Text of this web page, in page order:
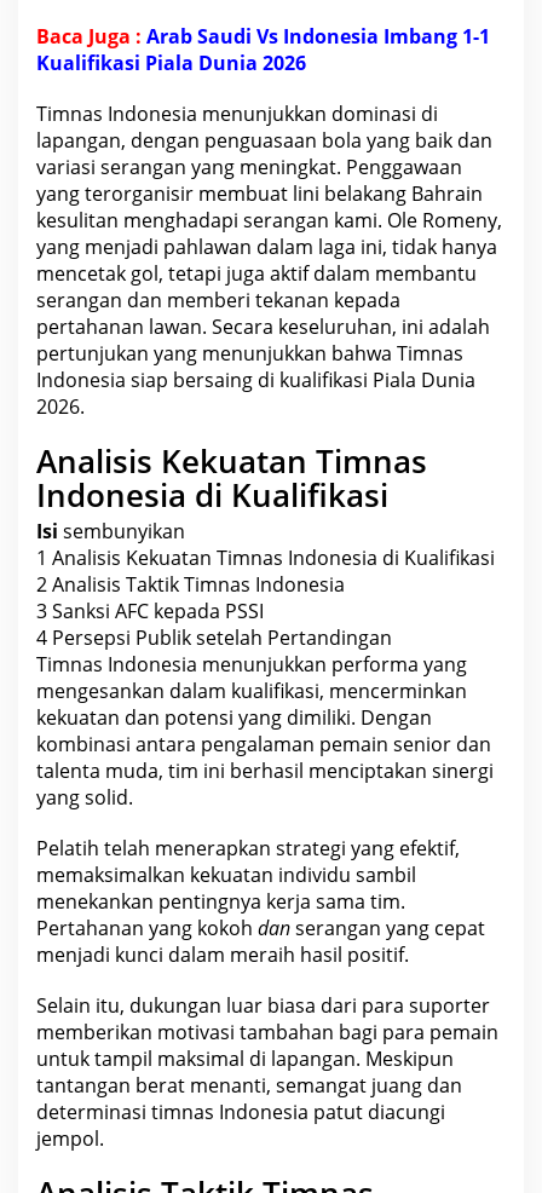
Baca Juga : Arab Saudi Vs Indonesia Imbang 1-1
Kualifikasi Piala Dunia 2026
Timnas Indonesia menunjukkan dominasi di
lapangan, dengan penguasaan bola yang baik dan
variasi serangan yang meningkat. Penggawaan
yang terorganisir membuat lini belakang Bahrain
kesulitan menghadapi serangan kami. Ole Romeny,
yang menjadi pahlawan dalam laga ini, tidak hanya
mencetak gol, tetapi juga aktif dalam membantu
serangan dan memberi tekanan kepada
pertahanan lawan. Secara keseluruhan, ini adalah
pertunjukan yang menunjukkan bahwa Timnas
Indonesia siap bersaing di kualifikasi Piala Dunia
2026.
Analisis Kekuatan Timnas
Indonesia di Kualifikasi
Isi sembunyikan
1 Analisis Kekuatan Timnas Indonesia di Kualifikasi
2Analisis Taktik Timnas Indonesia
3Sanksi AFC kepada PSSI
4 Persepsi Publik setelah Pertandingan
Timnas Indonesia menunjukkan performa yang
mengesankan dalam kualifikasi, mencerminkan
kekuatan dan potensi yang dimiliki. Dengan
kombinasi antara pengalaman pemain senior dan
talenta muda, tim ini berhasil menciptakan sinergi
yang solid.
Pelatih telah menerapkan strategi yang efektif,
memaksimalkan kekuatan individu sambil
menekankan pentingnya kerja sama tim.
Pertahanan yang kokoh danserangan yang cepat
menjadi kunci dalam meraih hasil positif.
Selain itu, dukungan luar biasa dari para suporter
memberikan motivasi tambahan bagi para pemain
untuk tampil maksimal di lapangan. Meskipun
tantangan berat menanti, semangat juang dan
determinasi timnas Indonesia patut diacungi
jempol.